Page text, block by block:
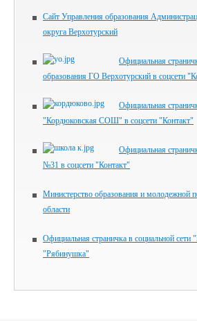
Сайт Управления образования
округа Верхотурский
Официальная
образования ГО Верхотурский в соцсети
Официальная
"Кордюковская СОШ" в соцсети "Контакт"
Официальная
№31 в соцсети "Контакт"
Министерство образования и молодежной
области
Официальная страничка в социальной сети
"Рябинушка"